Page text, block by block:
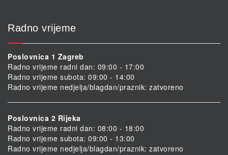
Radno vrijeme
Poslovnica 1 Zagreb
Radno vrijeme radni dan: 09:00 - 17:00
Radno vrijeme subota: 09:00 - 14:00
Radno vrijeme nedjelja/blagdan/praznik: zatvoreno
Poslovnica 2 Rijeka
Radno vrijeme radni dan: 08:00 - 18:00
Radno vrijeme subota: 09:00 - 13:00
Radno vrijeme nedjelja/blagdan/praznik: zatvoreno